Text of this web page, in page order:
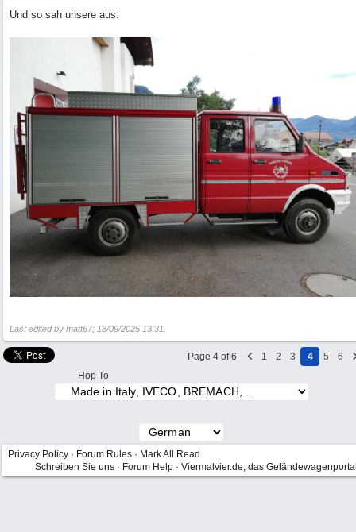
Und so sah unsere aus:
Last edited by matt67; 18/09/2025 13:31
Page 4 of 6 1 2 3 4 5
6
Hop To
Privacy Policy · Forum Rules · Mark All Read
Schreiben Sie uns · Forum Help · Viermalvier.de, das